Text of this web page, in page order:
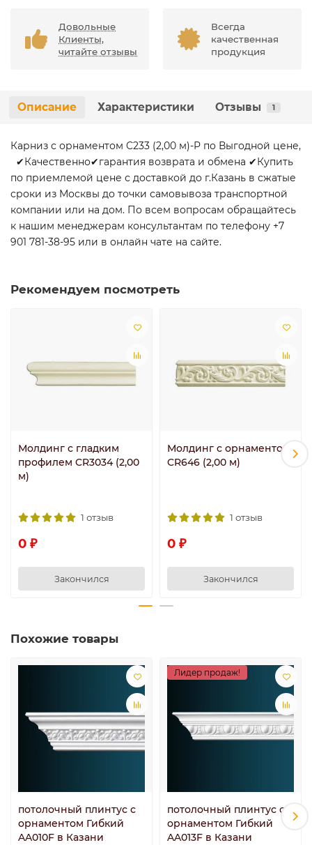
Довольные
Клиенты,
читайте отзывы
Всегда
качественная
продукция
Описание Характеристики Отзывы 1
Карниз с орнаментом C233 (2,00 м)-P по Выгодной цене,
✔Качественно✔гарантия возврата и обмена ✔Купить
по приемлемой цене с доставкой до г.Казань в сжатые
сроки из Москвы до точки самовывоза транспортной
компании или на дом. По всем вопросам обращайтесь
к нашим менеджерам консультантам по телефону +7
901 781-38-95 или в онлайн чате на сайте.
Рекомендуем посмотреть
Молдинг с гладким
профилем CR3034 (2,00
м)
1 отзыв
0 ₽
Закончился
Молдинг с орнаментом
CR646 (2,00 м)
1 отзыв
0 ₽
Закончился
Похожие товары
потолочный плинтус с
орнаментом Гибкий
AA010F в Казани
Лидер продаж!
потолочный плинтус с
орнаментом Гибкий
AA013F в Казани